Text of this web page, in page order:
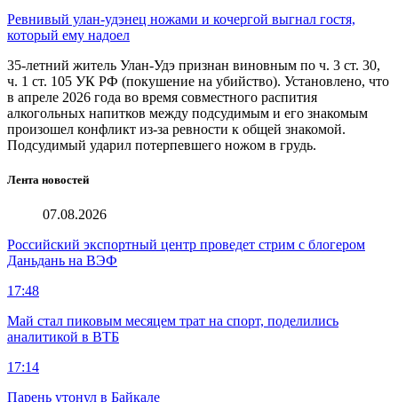
Ревнивый улан-удэнец ножами и кочергой выгнал гостя,
который ему надоел
35-летний житель Улан-Удэ признан виновным по ч. 3 ст. 30,
ч. 1 ст. 105 УК РФ (покушение на убийство). Установлено, что
в апреле 2026 года во время совместного распития
алкогольных напитков между подсудимым и его знакомым
произошел конфликт из-за ревности к общей знакомой.
Подсудимый ударил потерпевшего ножом в грудь.
Лента новостей
07.08.2026
Российский экспортный центр проведет стрим с блогером
Даньдань на ВЭФ
17:48
Май стал пиковым месяцем трат на спорт, поделились
аналитикой в ВТБ
17:14
Парень утонул в Байкале